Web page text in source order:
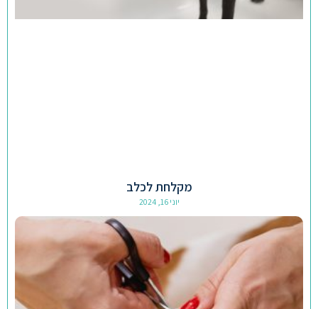
מקלחת לכלב
יוני 16, 2024